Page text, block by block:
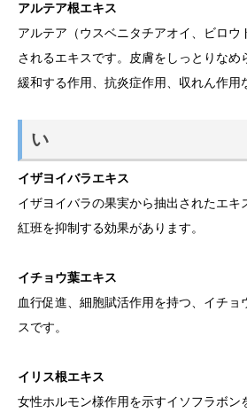
アルテア根エキス
アルテア（ウスベニタチアオイ、ビロウ
されるエキスです。皮膚をしっとりなめ
緩和する作用、抗炎症作用、収れん作用
い
イザヨイバラエキス
イザヨイバラの果実から抽出されたエキ
紅班を抑制する効果があります。
イチョウ葉エキス
血行促進、細胞賦活作用を持つ、イチョ
スです。
イリス根エキス
女性ホルモン様作用を示すイソフラボン